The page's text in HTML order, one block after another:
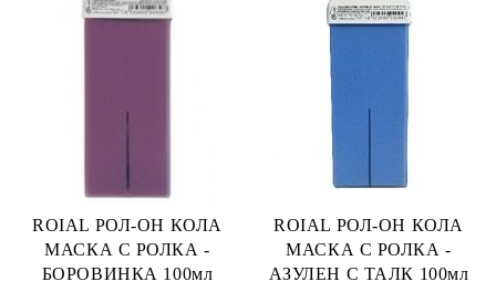
ROIAL РОЛ-ОН КОЛА
МАСКА С РОЛКА -
БОРОВИНКА 100мл
ROIAL РОЛ-ОН КОЛА
МАСКА С РОЛКА -
АЗУЛЕН С ТАЛК 100мл